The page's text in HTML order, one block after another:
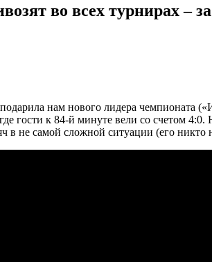
во всех турнирах –
нам нового лидера чемпионата
гости к 84-й минуте вели со счетом
в не самой сложной ситуации (его никто